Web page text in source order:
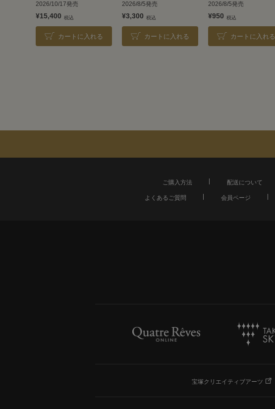
2026/10/17発売
¥15,400
カートに入れる
2026
2026/8/5発売
¥3,300
カートに入れる
2026/8/5発売
¥950
カートに入れる
ご購入方法 配送について
よくあるご質問
会員ページ
宝塚クリエイティブアーツ